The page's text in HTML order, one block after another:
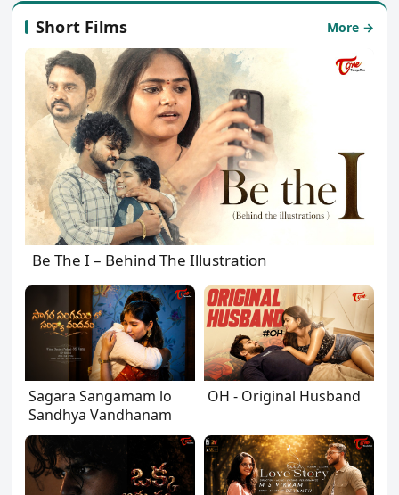
Short Films More →
Be The I – Behind The Illustration
Sagara Sangamam lo
Sandhya Vandhanam
OH - Original Husband